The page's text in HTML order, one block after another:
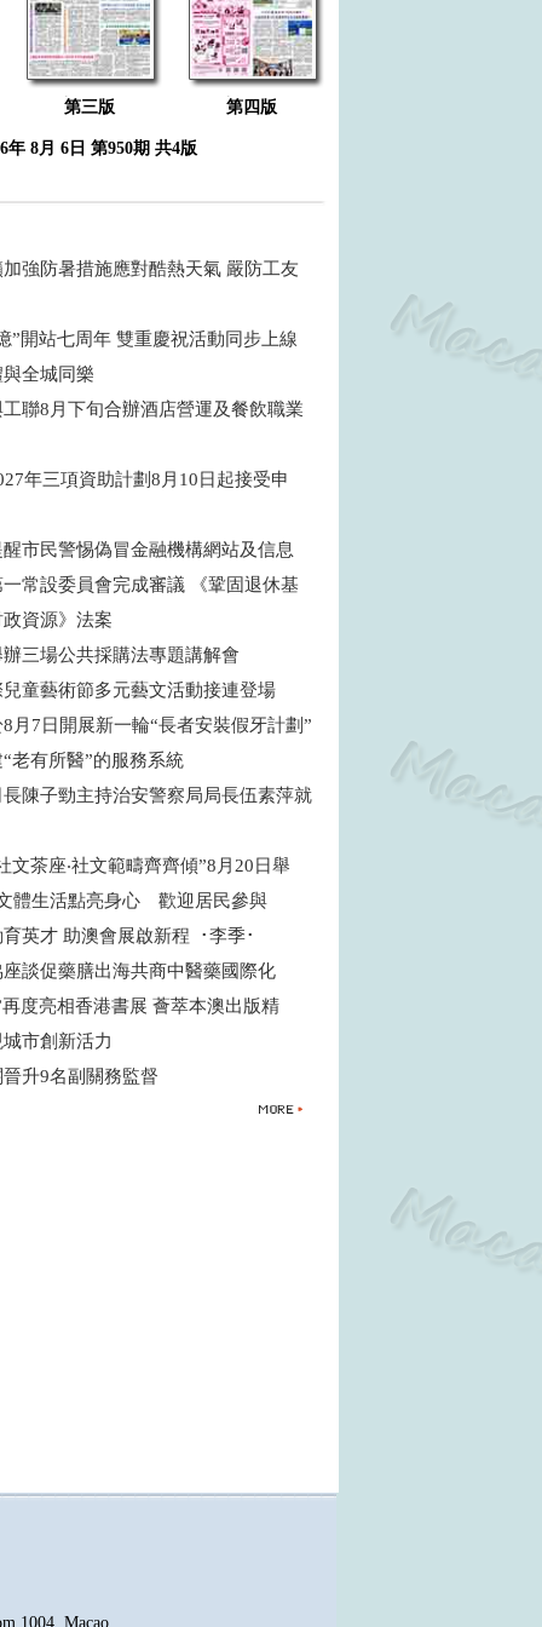
第三版 第四版
年 8月 6日 第950期 共4版
強防暑措施應對酷熱天氣 嚴防工友
”開站七周年 雙重慶祝活動同步上線
全城同樂
聯8月下旬合辦酒店營運及餐飲職業
年三項資助計劃8月10日起接受申
市民警惕偽冒金融機構網站及信息
常設委員會完成審議 《鞏固退休基
資源》法案
三場公共採購法專題講解會
童藝術節多元藝文活動接連登場
月7日開展新一輪“長者安裝假牙計劃”
老有所醫”的服務系統
陳子勁主持治安警察局局長伍素萍就
文茶座‧社文範疇齊齊傾”8月20日舉
體生活點亮身心 歡迎居民參與
英才 助澳會展啟新程 ･李季･
談促藥膳出海共商中醫藥國際化
再度亮相香港書展 薈萃本澳出版精
市創新活力
升9名副關務監督
1004, Macao